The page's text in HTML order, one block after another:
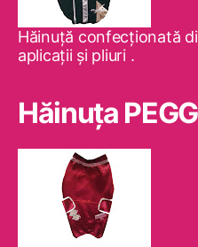
Hăinuţă confecţionată
aplicaţii şi pliuri .
Hăinuţa